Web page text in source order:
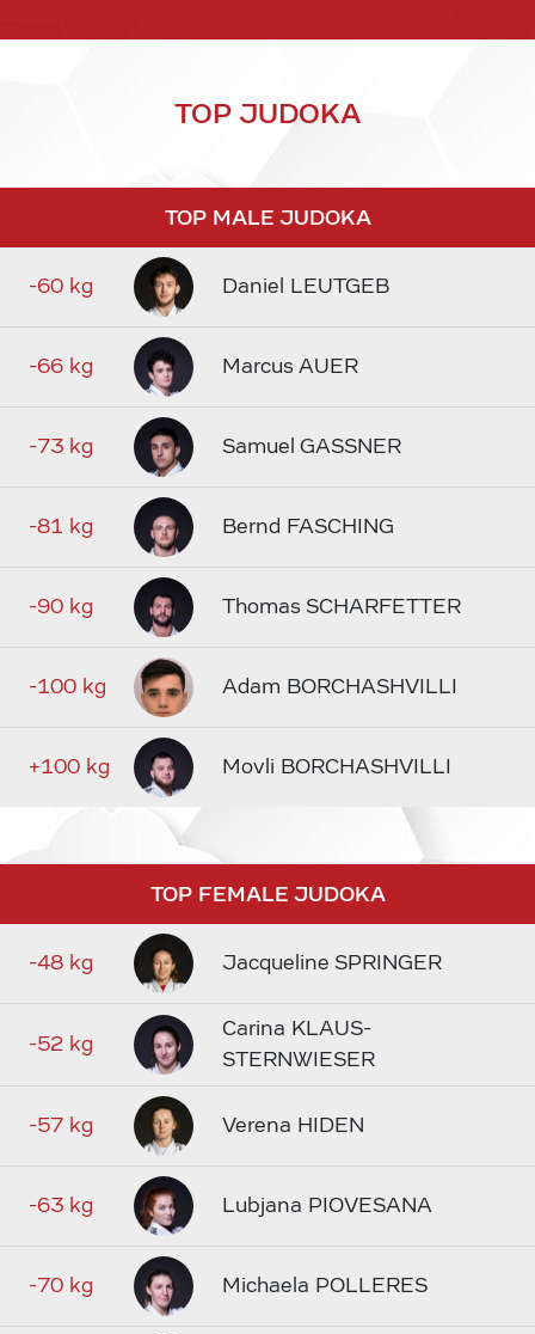
TOP JUDOKA
TOP MALE JUDOKA
-60 kg Daniel LEUTGEB
-66 kg Marcus AUER
-73 kg Samuel GASSNER
-81 kg Bernd FASCHING
-90 kg Thomas SCHARFETTER
-100 kg Adam BORCHASHVILLI
+100 kg Movli BORCHASHVILLI
TOP FEMALE JUDOKA
-48 kg Jacqueline SPRINGER
-52 kg
Carina KLAUS-
STERNWIESER
-57 kg Verena HIDEN
-63 kg Lubjana PIOVESANA
-70 kg Michaela POLLERES